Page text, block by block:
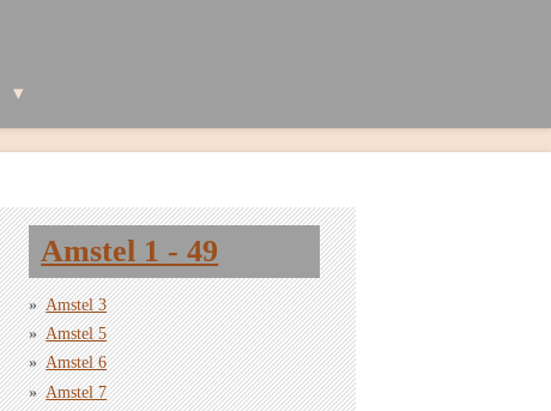
Amstel 1 - 49
Amstel 3
Amstel 5
Amstel 6
Amstel 7